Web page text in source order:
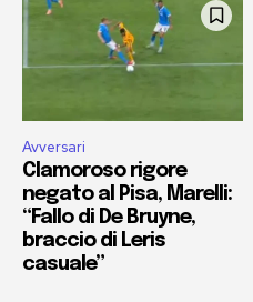
Avversari
Clamoroso rigore
negato al Pisa, Marelli:
“Fallo di De Bruyne,
braccio di Leris
casuale”